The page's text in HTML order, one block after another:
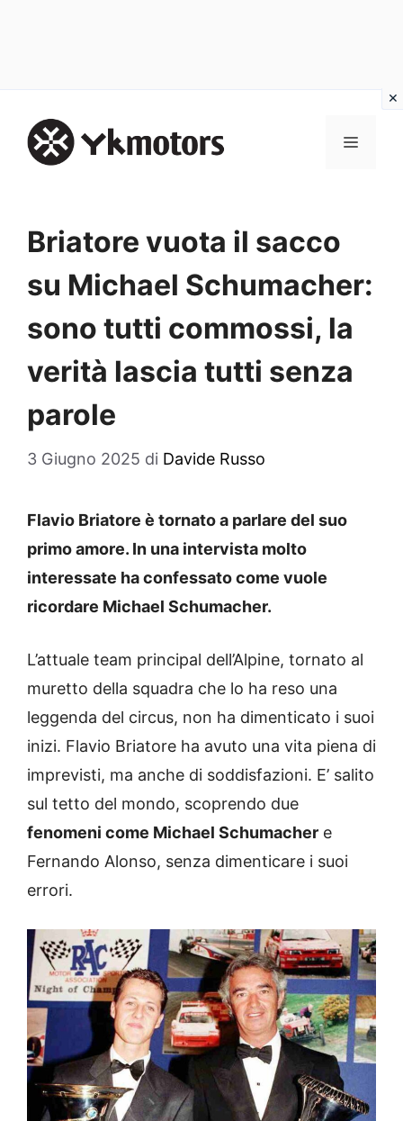
contenuto
MENU
Briatore vuota il sacco
su Michael Schumacher:
sono tutti commossi, la
verità lascia tutti senza
parole
3 Giugno 2025 di Davide Russo
Flavio Briatore è tornato a parlare del suo
primo amore. In una intervista molto
interessate ha confessato come vuole
ricordare Michael Schumacher.
L’attuale team principal dell’Alpine, tornato al
muretto della squadra che lo ha reso una
leggenda del circus, non ha dimenticato i suoi
inizi. Flavio Briatore ha avuto una vita piena di
imprevisti, ma anche di soddisfazioni. E’ salito
sul tetto del mondo, scoprendo due
fenomeni come Michael Schumacher e
Fernando Alonso, senza dimenticare i suoi
errori.